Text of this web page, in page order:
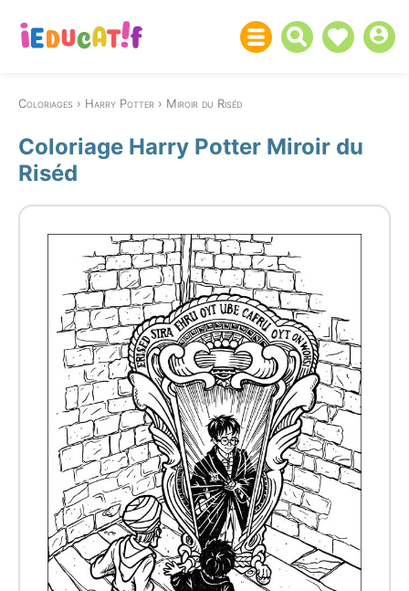
Coloriages Harry Potter Miroir du Riséd
Coloriage Harry Potter Miroir du
Riséd